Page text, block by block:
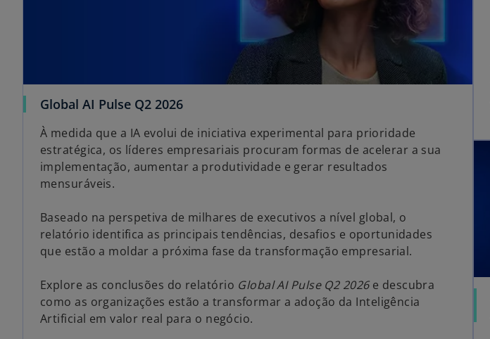
Global AI Pulse Q2 2026
À medida que a IA evolui de iniciativa experimental para prioridade
estratégica, os líderes empresariais procuram formas de acelerar a sua
implementação, aumentar a produtividade e gerar resultados
mensuráveis.
Baseado na perspetiva de milhares de executivos a nível global, o
relatório identifica as principais tendências, desafios e oportunidades
que estão a moldar a próxima fase da transformação empresarial.
Explore as conclusões do relatório Global AI Pulse Q2 2026e descubra
como as organizações estão a transformar a adoção da Inteligência
Artificial em valor real para o negócio.